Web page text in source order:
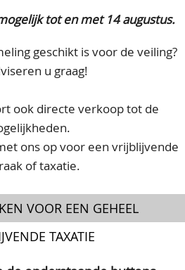
tot en met 14 augustus.
geschikt is voor de veiling?
u graag!
ook directe verkoop tot de
ons op voor een vrijblijvende
of taxatie.
VOOR EEN GEHEEL
TAXATIE